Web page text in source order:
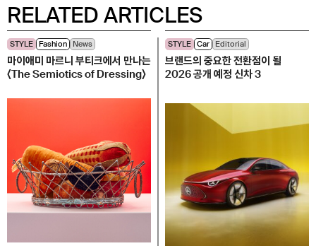
RELATED ARTICLES
STYLE Fashion News
마이애미 마르니 부티크에서 만나는
〈The Semiotics of Dressing〉
STYLE Car Editorial
브랜드의 중요한 전환점이 될
2026 공개 예정 신차 3